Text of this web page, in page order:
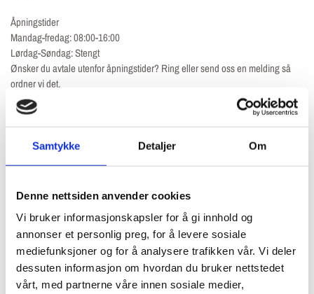
Samtykke Detaljer Om
Denne nettsiden anvender cookies
Vi bruker informasjonskapsler for å gi innhold og
annonser et personlig preg, for å levere sosiale
mediefunksjoner og for å analysere trafikken vår. Vi deler
dessuten informasjon om hvordan du bruker nettstedet
vårt, med partnerne våre innen sosiale medier,
Åpningstider
Mandag-fredag: 08:00-16:00
Lørdag-Søndag: Stengt
Ønsker du avtale utenfor åpningstider? Ring eller send oss en melding så
ordner vi det.
Oslo Maskin AS
Gardermovegen 130
2030 Nannestad